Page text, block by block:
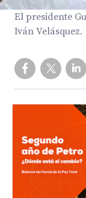
El presidente
Iván Velásquez.